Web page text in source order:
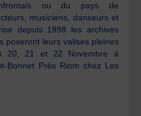
ou du pays de
musiciens, danseurs et
depuis 1998 les archives
poseront leurs valises pleines
20, 21 et 22 Novembre à
Bonnet Près Riom chez Les